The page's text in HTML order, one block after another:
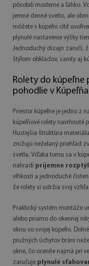
pôsobili moderne a ľahko.
jemné denné svetlo, ale
môžete v kúpeľni cítiť
plynulé nastavenie výšky
Jednoduchý dizajn zaručí,
štýlom obkladov, sanity aj
Rolety do kúpeľne
pohodlie v Kúpeľňa
Priestor kúpeľne je jedno z
kúpeľňové rolety navrhnuté
Hustejšia štruktúra
znižujú neželaný priehľad
svetla. Vďaka tomu sa v
nahradí príjemne
vlhkosti a jednoduché
že rolety si udržia svoj
Praktický systém montáže
alebo priamo do okennej
oknu vo svojej kúpeľni.
pružných úchytov bráni
okne, čo oceníte najmä pri
zaručuje plynulé